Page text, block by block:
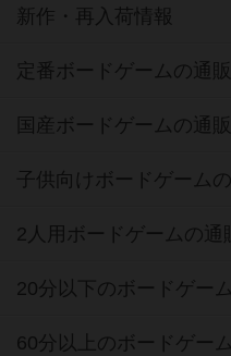
新作・再入荷情報
定番ボードゲームの通
国産ボードゲームの通
子供向けボードゲーム
2人用ボードゲームの通
20分以下のボードゲー
60分以上のボードゲー